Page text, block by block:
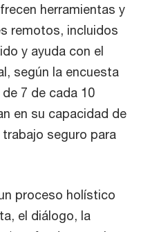
herramientas y
remotos, incluidos
y ayuda con el
según la encuesta
7 de cada 10
en su capacidad de
seguro para
proceso holístico
el diálogo, la